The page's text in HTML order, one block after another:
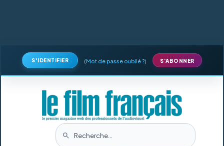
S'IDENTIFIER (Mot de passe oublié ?) S'ABONNER